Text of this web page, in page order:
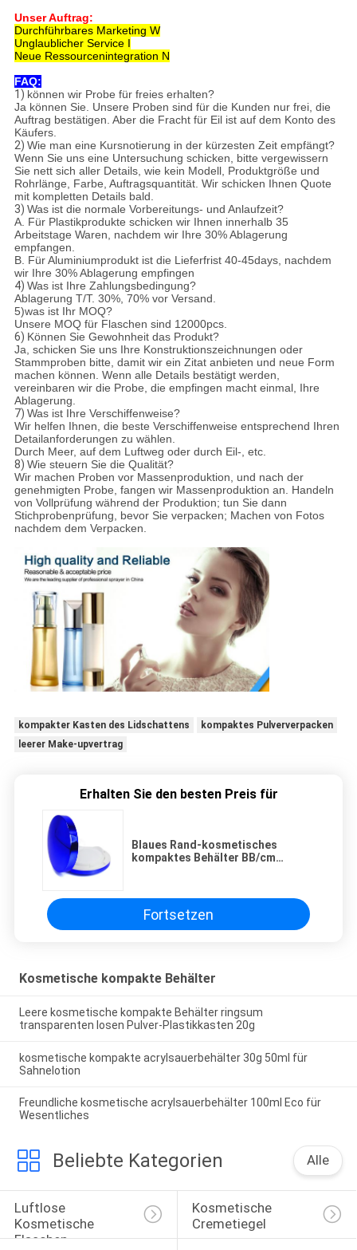
Unser Auftrag:
Durchführbares Marketing W
Unglaublicher Service I
Neue Ressourcenintegration N
FAQ:
1) können wir Probe für freies erhalten?
Ja können Sie. Unsere Proben sind für die Kunden nur frei, die
Auftrag bestätigen. Aber die Fracht für Eil ist auf dem Konto des
Käufers.
2) Wie man eine Kursnotierung in der kürzesten Zeit empfängt?
Wenn Sie uns eine Untersuchung schicken, bitte vergewissern
Sie nett sich aller Details, wie kein Modell, Produktgröße und
Rohrlänge, Farbe, Auftragsquantität. Wir schicken Ihnen Quote
mit kompletten Details bald.
3) Was ist die normale Vorbereitungs- und Anlaufzeit?
A. Für Plastikprodukte schicken wir Ihnen innerhalb 35
Arbeitstage Waren, nachdem wir Ihre 30% Ablagerung
empfangen.
B. Für Aluminiumprodukt ist die Lieferfrist 40-45days, nachdem
wir Ihre 30% Ablagerung empfingen
4) Was ist Ihre Zahlungsbedingung?
Ablagerung T/T. 30%, 70% vor Versand.
5)was ist Ihr MOQ?
Unsere MOQ für Flaschen sind 12000pcs.
6) Können Sie Gewohnheit das Produkt?
Ja, schicken Sie uns Ihre Konstruktionszeichnungen oder
Stammproben bitte, damit wir ein Zitat anbieten und neue Form
machen können. Wenn alle Details bestätigt werden,
vereinbaren wir die Probe, die empfingen macht einmal, Ihre
Ablagerung.
7) Was ist Ihre Verschiffenweise?
Wir helfen Ihnen, die beste Verschiffenweise entsprechend Ihren
Detailanforderungen zu wählen.
Durch Meer, auf dem Luftweg oder durch Eil-, etc.
8) Wie steuern Sie die Qualität?
Wir machen Proben vor Massenproduktion, und nach der
genehmigten Probe, fangen wir Massenproduktion an. Handeln
von Vollprüfung während der Produktion; tun Sie dann
Stichprobenprüfung, bevor Sie verpacken; Machen von Fotos
nachdem dem Verpacken.
kompakter Kasten des Lidschattens
kompaktes Pulververpacken
leerer Make-upvertrag
Erhalten Sie den besten Preis für
Blaues Rand-kosmetisches
kompaktes Behälter BB/cm
Fortsetzen
Kosmetische kompakte Behälter
Leere kosmetische kompakte Behälter ringsum
transparenten losen Pulver-Plastikkasten 20g
kosmetische kompakte acrylsauerbehälter 30g 50ml für
Sahnelotion
Freundliche kosmetische acrylsauerbehälter 100ml Eco für
Wesentliches
Beliebte Kategorien Alle
Luftlose
Kosmetische
Flaschen
Kosmetische
Cremetiegel